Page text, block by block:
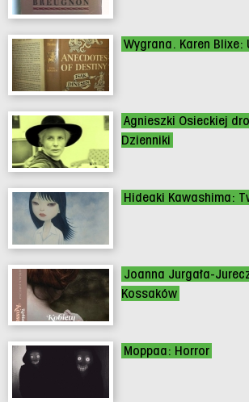
Wygrana. Karen
Agnieszki Osieckiej
Dzienniki
Hideaki Kawashima:
Joanna Jurgała-
Kossaków
Moppaa: Horror